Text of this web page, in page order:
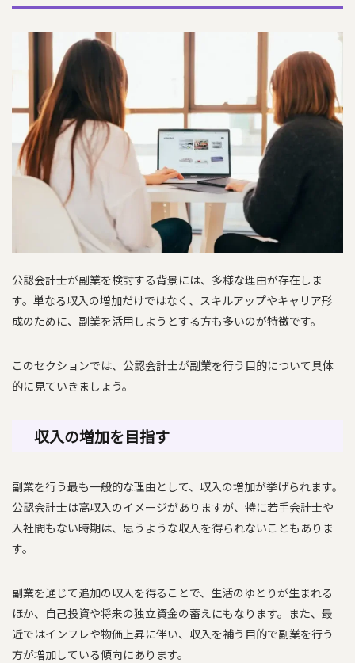
公認会計士が副業を検討する背景には、多様な理由が存在しま
す。単なる収入の増加だけではなく、スキルアップやキャリア形
成のために、副業を活用しようとする方も多いのが特徴です。
このセクションでは、公認会計士が副業を行う目的について具体
的に見ていきましょう。
収入の増加を目指す
副業を行う最も一般的な理由として、収入の増加が挙げられます。
公認会計士は高収入のイメージがありますが、特に若手会計士や
入社間もない時期は、思うような収入を得られないこともありま
す。
副業を通じて追加の収入を得ることで、生活のゆとりが生まれる
ほか、自己投資や将来の独立資金の蓄えにもなります。また、最
近ではインフレや物価上昇に伴い、収入を補う目的で副業を行う
方が増加している傾向にあります。